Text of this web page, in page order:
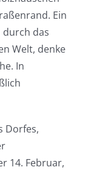
Ein
durch das
Welt, denke
In
Dorfes,
14. Februar,